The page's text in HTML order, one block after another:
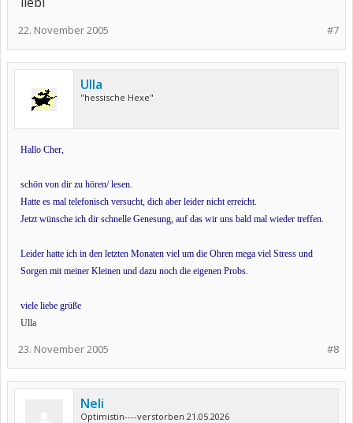
#7
22. November 2005
Ulla
"hessische Hexe"
Hallo Cher,
schön von dir zu hören/ lesen.
Hatte es mal telefonisch versucht, dich aber leider nicht erreicht.
Jetzt wünsche ich dir schnelle Genesung, auf das wir uns bald mal wieder treffen.
Leider hatte ich in den letzten Monaten viel um die Ohren mega viel Stress und
Sorgen mit meiner Kleinen und dazu noch die eigenen Probs.
viele liebe grüße
Ulla
#8
23. November 2005
Neli
Optimistin----verstorben 21.05.2026